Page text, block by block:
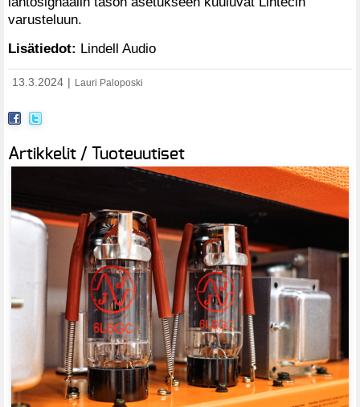
varusteluun.
Lisätiedot: Lindell Audio
13.3.2024 Lauri Paloposki
Artikkelit / Tuoteuutiset